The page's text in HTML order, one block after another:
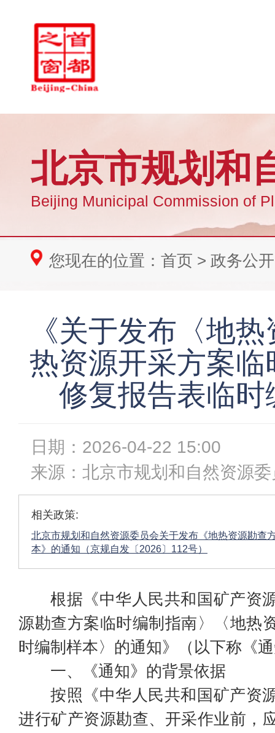
您现在的位置： 首页 > 政务公开
《关于发布〈地
热资源开采方案
修复报告表临
日期： 2026-04-22 15:00
来源： 北京市规划和自然资源
相关政策:
北京市规划和自然资源委员会关于发布《地热资源勘查
本》的通知（京规自发〔2026〕112号）
根据《中华人民共和国矿产资
源勘查方案临时编制指南〉〈地热
时编制样本〉的通知》（以下称《
一、《通知》的背景依据
按照《中华人民共和国矿产资
进行矿产资源勘查、开采作业前，